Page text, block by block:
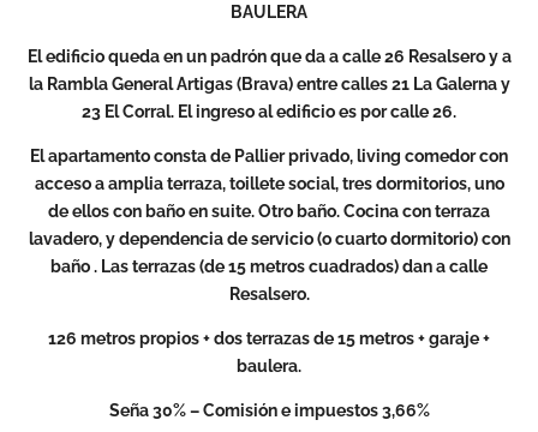
BAULERA
El edificio queda en un padrón que da a calle 26 Resalsero y a
la Rambla General Artigas (Brava) entre calles 21 La Galerna y
23 El Corral. El ingreso al edificio es por calle 26.
El apartamento consta de Pallier privado, living comedor con
acceso a amplia terraza, toillete social, tres dormitorios, uno
de ellos con baño en suite. Otro baño. Cocina con terraza
lavadero, y dependencia de servicio (o cuarto dormitorio) con
baño . Las terrazas (de 15 metros cuadrados) dan a calle
Resalsero.
126 metros propios + dos terrazas de 15 metros + garaje +
baulera.
Seña 30% – Comisión e impuestos 3,66%